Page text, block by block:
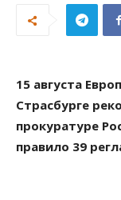
15 августа
Страсбурге
прокуратуре
правило 39